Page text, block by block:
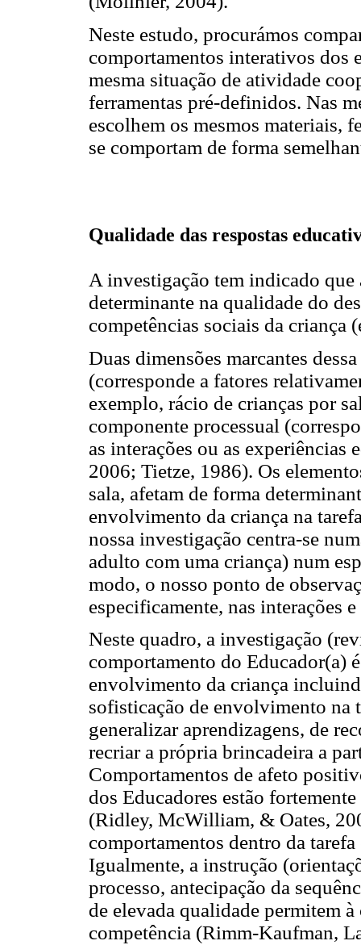
Neste estudo, procurámos
comportamentos interativos dos
mesma situação de atividade
ferramentas pré-definidos. Nas
escolhem os mesmos materiais,
se comportam de forma
Qualidade das respostas
A investigação tem indicado
determinante na qualidade do
competências sociais da
Duas dimensões marcantes
(corresponde a fatores
exemplo, rácio de crianças por
componente processual
as interações ou as
2006; Tietze, 1986). Os
sala, afetam de forma
envolvimento da criança na
nossa investigação centra-se
adulto com uma criança) num
modo, o nosso ponto de
especificamente, nas interações
Neste quadro, a investigação
comportamento do Educador(a)
envolvimento da criança
sofisticação de envolvimento na
generalizar aprendizagens, de
recriar a própria brincadeira a
Comportamentos de afeto
dos Educadores estão
(Ridley, McWilliam, & Oates,
comportamentos dentro da
Igualmente, a instrução
processo, antecipação da
de elevada qualidade permitem
competência (Rimm-Kaufman,